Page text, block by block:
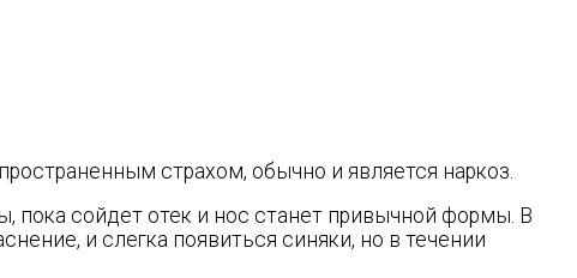
страхом, обычно и является наркоз.
пока сойдет отек и нос станет привычной формы. В
и слегка появиться синяки, но в течении